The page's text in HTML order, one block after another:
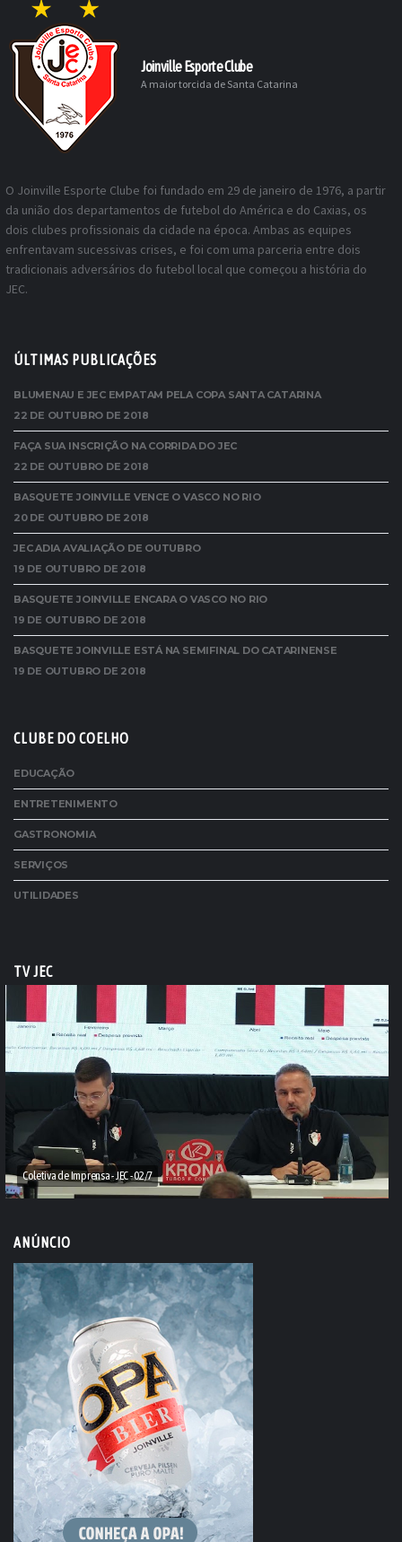
Joinville Esporte Clube
A maior torcida de Santa Catarina
O Joinville Esporte Clube foi fundado em 29 de janeiro de 1976, a partir
da união dos departamentos de futebol do América e do Caxias, os
dois clubes profissionais da cidade na época. Ambas as equipes
enfrentavam sucessivas crises, e foi com uma parceria entre dois
tradicionais adversários do futebol local que começou a história do
JEC.
ÚLTIMAS PUBLICAÇÕES
BLUMENAU E JEC EMPATAM PELA COPA SANTA CATARINA
22 DE OUTUBRO DE 2018
FAÇA SUA INSCRIÇÃO NA CORRIDA DO JEC
22 DE OUTUBRO DE 2018
BASQUETE JOINVILLE VENCE O VASCO NO RIO
20 DE OUTUBRO DE 2018
JEC ADIA AVALIAÇÃO DE OUTUBRO
19 DE OUTUBRO DE 2018
BASQUETE JOINVILLE ENCARA O VASCO NO RIO
19 DE OUTUBRO DE 2018
BASQUETE JOINVILLE ESTÁ NA SEMIFINAL DO CATARINENSE
19 DE OUTUBRO DE 2018
CLUBE DO COELHO
EDUCAÇÃO
ENTRETENIMENTO
GASTRONOMIA
SERVIÇOS
UTILIDADES
TV JEC
Coletiva de Imprensa - JEC - 02/7
ANÚNCIO